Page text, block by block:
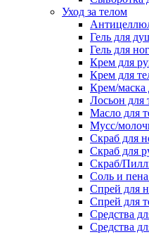
Уход за телом
Гель для
Гель для ног
Крем для
Крем для
Крем/маска
Лосьон для
Масло для
Мусс/
Скраб для
Скраб для
Скраб/
Соль и пена
Спрей для
Спрей для
Средства
Средства